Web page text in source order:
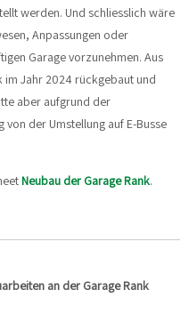
werden. Und schliesslich wäre
Anpassungen oder
Garage vorzunehmen. Aus
im Jahr 2024 rückgebaut und
aber aufgrund der
der Umstellung auf E-Busse
Neubau der Garage Rank.
an der Garage Rank